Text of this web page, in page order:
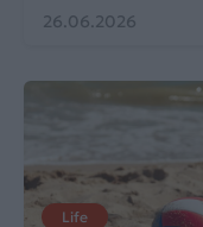
26.06.2026
Life